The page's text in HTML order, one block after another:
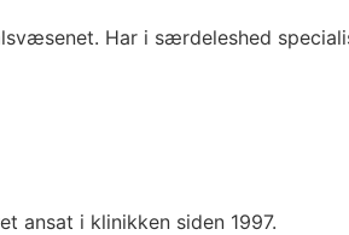
Har i særdeleshed
ansat i klinikken siden 1997.